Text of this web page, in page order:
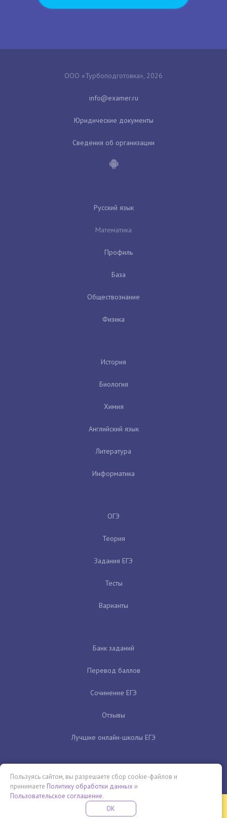
ООО «Турбоподготовка», 2026
Юридические документы
Сведения об организации
Русский язык
Математика
Профиль
База
Обществознание
Физика
История
Биология
Химия
Английский язык
Литература
Информатика
ОГЭ
Теория
Задания ЕГЭ
Тесты
Варианты
Банк заданий
Перевод баллов
Сочинение ЕГЭ
Отзывы
Лучшие онлайн-школы ЕГЭ
Бесплатная летняя школа
ПРОВЕДИ ЭТО ЛЕТО С ПОЛЬЗОЙ
Пользуясь сайтом, вы разрешаете сбор cookie-файлов и
принимаете Политику обработки данных и
Пользовательское соглашение.
OK